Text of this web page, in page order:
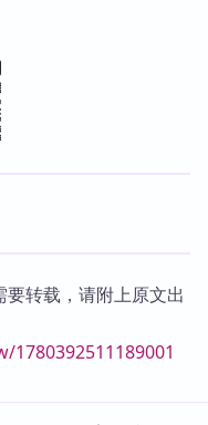
转载，请附上原文出